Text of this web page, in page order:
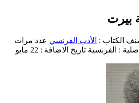
الكتاب : الأدب الفرنسي عدد مرات
: الفرنسية
تاريخ الاضافة : 22 مايو